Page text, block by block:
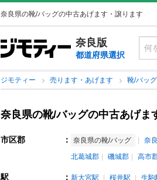
奈良県の靴/バッグの中古あげます・譲ります
奈良版
都道府県選択
ジモティー 売ります・あげます 靴/バッグ
奈良県の靴/バッグの中古あげま
市区郡 ： 奈良県の靴/バッグ 奈
北葛城郡
磯城郡 高市
駅 ： 新大宮駅 桜井駅 生駒